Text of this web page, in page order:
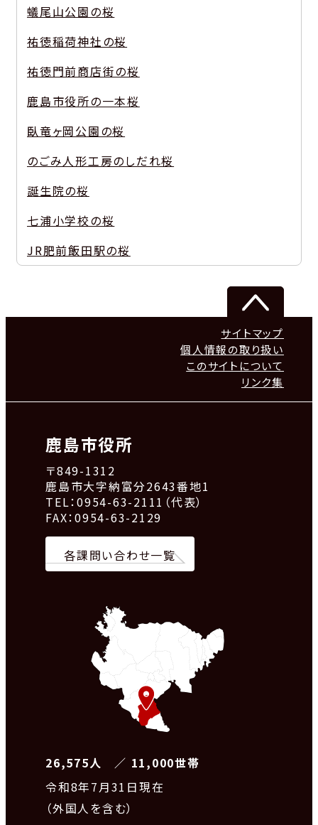
蟻尾山公園の桜
祐徳稲荷神社の桜
祐徳門前商店街の桜
鹿島市役所の一本桜
臥竜ヶ岡公園の桜
のごみ人形工房のしだれ桜
誕生院の桜
七浦小学校の桜
JR肥前飯田駅の桜
サイトマップ
個人情報の取り扱い
このサイトについて
リンク集
鹿島市役所
〒849-1312
鹿島市大字納富分2643番地1
TEL：0954-63-2111（代表）
FAX：0954-63-2129
各課問い合わせ一覧
26,575人 ／ 11,000世帯
令和8年7月31日現在
（外国人を含む）